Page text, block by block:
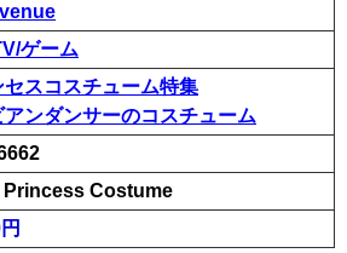
ゲーム
セスコスチューム特集
アンダンサーのコスチューム
Princess Costume